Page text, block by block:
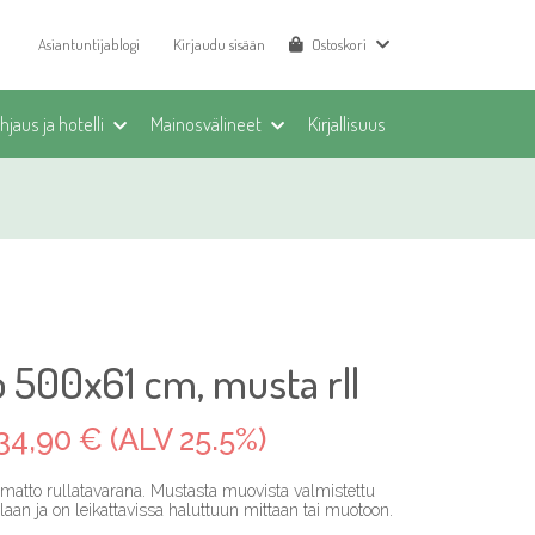
Asiantuntijablogi Kirjaudu sisään Ostoskori
ja hotelli Mainosvälineet Kirjallisuus
cm, musta rll
€ (ALV 25.5%)
rullatavarana. Mustasta muovista valmistettu
ja on leikattavissa haluttuun mittaan tai muotoon.